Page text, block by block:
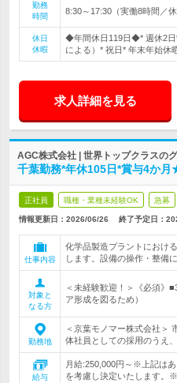
勤務
時間
8:30～17:30（実働8時間／
休日
休暇
◆年間休日119日◆* 週休2
による）* 祝日* 年末年始休
求人詳細を見る
AGC株式会社 | 世界トップクラスの
千葉勤務*年休105日*賞与4か月
正社員 職種・業種未経験OK 急募
情報更新日：2026/06/26 終了予定日：
仕事内容
化学品製造プラントにおけ
します。設備の操作・整備
対象と
なる方
＜未経験歓迎！＞《必須》
ア形成を図るため）
勤務地
＜京葉モノマー株式会社＞
体社員としての採用のうえ
給与
月給:250,000円～※上記は
を考慮し決定いたします。